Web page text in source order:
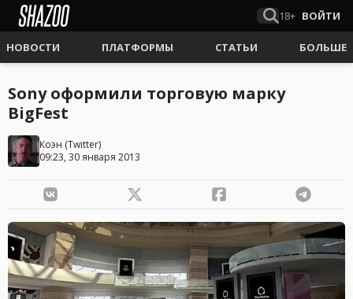
18+ ВОЙТИ
НОВОСТИ ПЛАТФОРМЫ СТАТЬИ БОЛЬШЕ
Sony оформили торговую марку
BigFest
Коэн (Twitter)
09:23, 30 января 2013